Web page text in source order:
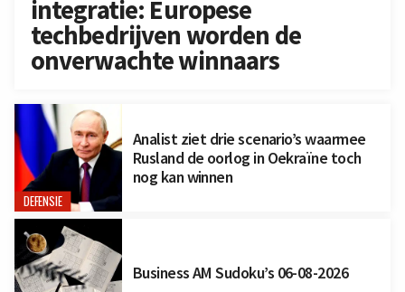
integratie: Europese
techbedrijven worden de
onverwachte winnaars
DEFENSIE
Analist ziet drie scenario’s waarmee
Rusland de oorlog in Oekraïne toch
nog kan winnen
Business AM Sudoku’s 06-08-2026